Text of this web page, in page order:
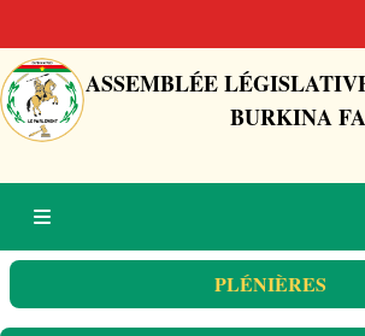
ASSEMBLÉE
BURKINA
PLÉNIÈRES